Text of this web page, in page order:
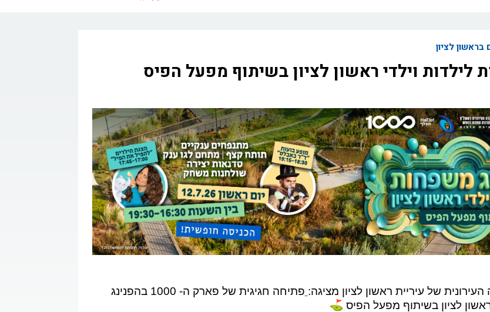
בראשון לציון
לילדות וילדי ראשון לציון בשיתוף מפעל הפיס
של עיריית ראשון לציון מציגה:
פתיחה חגיגית של פארק ה- 1000 בהפנינג
לציון בשיתוף מפעל הפיס